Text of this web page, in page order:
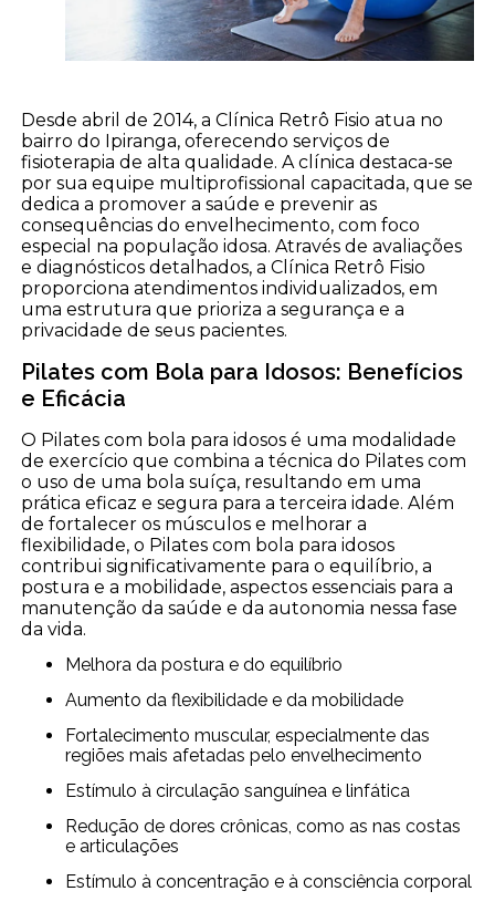
Desde abril de 2014, a Clínica Retrô Fisio atua no
bairro do Ipiranga, oferecendo serviços de
fisioterapia de alta qualidade. A clínica destaca-se
por sua equipe multiprofissional capacitada, que se
dedica a promover a saúde e prevenir as
consequências do envelhecimento, com foco
especial na população idosa. Através de avaliações
e diagnósticos detalhados, a Clínica Retrô Fisio
proporciona atendimentos individualizados, em
uma estrutura que prioriza a segurança e a
privacidade de seus pacientes.
Pilates com Bola para Idosos: Benefícios
e Eficácia
O Pilates com bola para idosos é uma modalidade
de exercício que combina a técnica do Pilates com
o uso de uma bola suíça, resultando em uma
prática eficaz e segura para a terceira idade. Além
de fortalecer os músculos e melhorar a
flexibilidade, o Pilates com bola para idosos
contribui significativamente para o equilíbrio, a
postura e a mobilidade, aspectos essenciais para a
manutenção da saúde e da autonomia nessa fase
da vida.
Melhora da postura e do equilíbrio
Aumento da flexibilidade e da mobilidade
Fortalecimento muscular, especialmente das
regiões mais afetadas pelo envelhecimento
Estímulo à circulação sanguínea e linfática
Redução de dores crônicas, como as nas costas
e articulações
Estímulo à concentração e à consciência corporal